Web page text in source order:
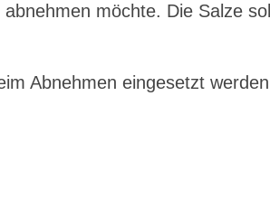
möchte. Die Salze
Abnehmen eingesetzt